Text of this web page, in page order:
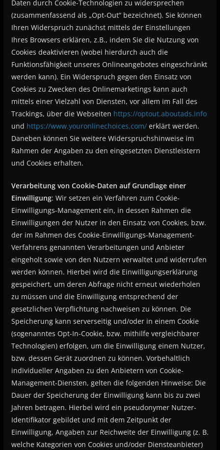
Daten durch Cookie-Technologien zu widersprechen
(zusammenfassend als „Opt-Out“ bezeichnet). Sie können
Ihren Widerspruch zunächst mittels der Einstellungen
Ihres Browsers erklären, z.B., indem Sie die Nutzung von
Cookies deaktivieren (wobei hierdurch auch die
Funktionsfähigkeit unseres Onlineangebotes eingeschränkt
werden kann). Ein Widerspruch gegen den Einsatz von
Cookies zu Zwecken des Onlinemarketings kann auch
mittels einer Vielzahl von Diensten, vor allem im Fall des
Trackings, über die Webseiten https://optout.aboutads.info
und https://www.youronlinechoices.com/erklärt werden.
Daneben können Sie weitere Widerspruchshinweise im
Rahmen der Angaben zu den eingesetzten Dienstleistern
und Cookies erhalten.
Verarbeitung von Cookie-Daten auf Grundlage einer
Einwilligung: Wir setzen ein Verfahren zum Cookie-
Einwilligungs-Management ein, in dessen Rahmen die
Einwilligungen der Nutzer in den Einsatz von Cookies, bzw.
der im Rahmen des Cookie-Einwilligungs-Management-
Verfahrens genannten Verarbeitungen und Anbieter
eingeholt sowie von den Nutzern verwaltet und widerrufen
werden können. Hierbei wird die Einwilligungserklärung
gespeichert, um deren Abfrage nicht erneut wiederholen
zu müssen und die Einwilligung entsprechend der
gesetzlichen Verpflichtung nachweisen zu können. Die
Speicherung kann serverseitig und/oder in einem Cookie
(sogenanntes Opt-In-Cookie, bzw. mithilfe vergleichbarer
Technologien) erfolgen, um die Einwilligung einem Nutzer,
bzw. dessen Gerät zuordnen zu können. Vorbehaltlich
individueller Angaben zu den Anbietern von Cookie-
Management-Diensten, gelten die folgenden Hinweise: Die
Dauer der Speicherung der Einwilligung kann bis zu zwei
Jahren betragen. Hierbei wird ein pseudonymer Nutzer-
Identifikator gebildet und mit dem Zeitpunkt der
Einwilligung, Angaben zur Reichweite der Einwilligung (z. B.
welche Kategorien von Cookies und/oder Diensteanbieter)